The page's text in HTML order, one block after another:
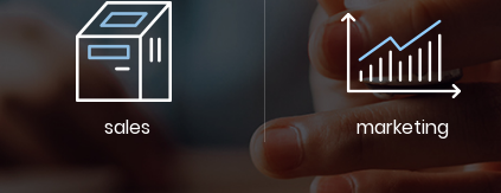
sales marketing